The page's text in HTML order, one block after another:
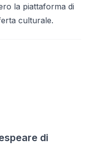
la piattaforma di
culturale.
di